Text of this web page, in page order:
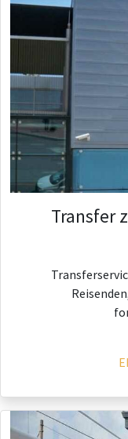
Transfer